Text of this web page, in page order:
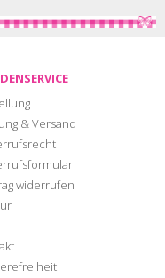
& Versand
widerrufen